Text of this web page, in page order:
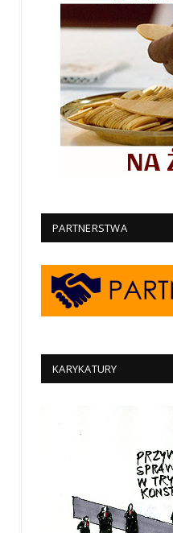
PARTNERSTWA
KARYKATURY